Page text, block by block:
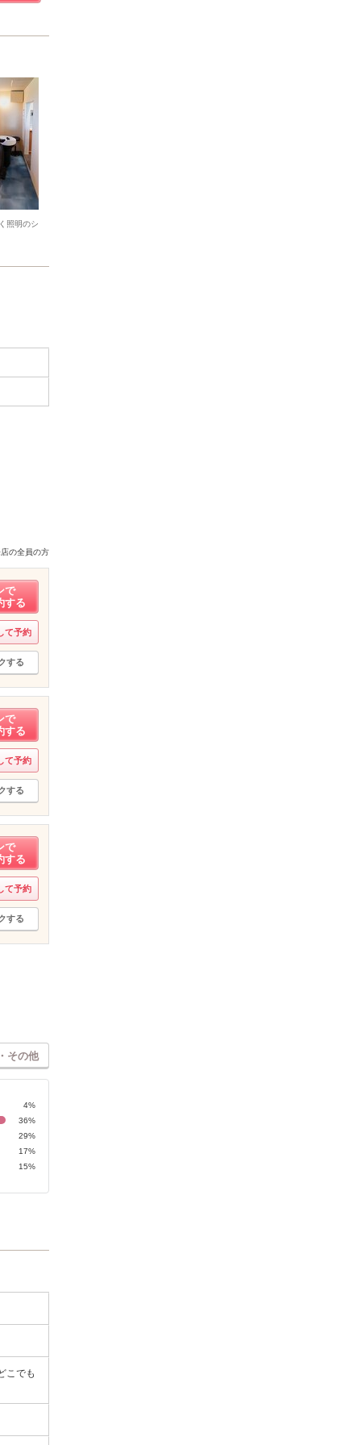
照明のシ
の全員の方
で
する
て予約
する
で
する
て予約
する
で
する
て予約
する
その他
4%
36%
29%
17%
15%
こでも